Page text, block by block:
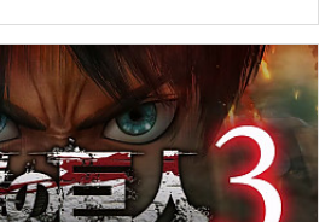
를 받아, 글로벌 히트작 '팰월드(Palworld)'를